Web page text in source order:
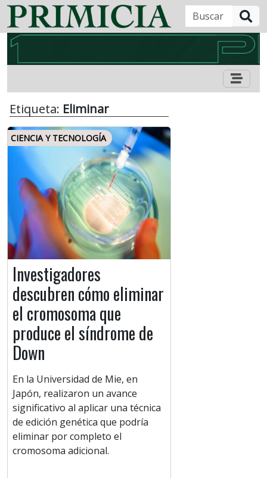
Etiqueta: Eliminar
CIENCIA Y TECNOLOGÍA
Investigadores
descubren cómo eliminar
el cromosoma que
produce el síndrome de
Down
En la Universidad de Mie, en
Japón, realizaron un avance
significativo al aplicar una técnica
de edición genética que podría
eliminar por completo el
cromosoma adicional.